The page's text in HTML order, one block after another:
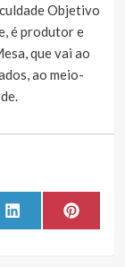
Objetivo
é produtor e
que vai ao
ao meio-
Share
on
LinkedIn Share
on